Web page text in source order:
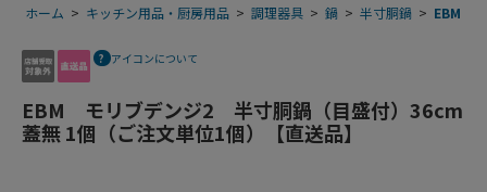
ホーム > キッチン用品・厨房用品 > 調理器具 > 鍋 > 半寸胴鍋 > EBM モ
アイコンについて
EBM モリブデンジ2 半寸胴鍋（目盛付）36cm
蓋無 1個（ご注文単位1個）【直送品】